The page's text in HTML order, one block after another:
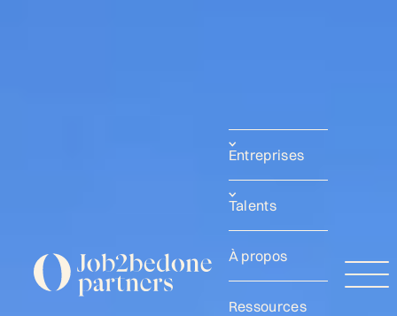
Entreprises
Talents
À propos
Ressources